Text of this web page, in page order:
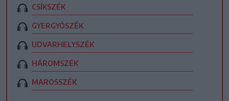
CSÍKSZÉK
GYERGYÓSZÉK
UDVARHELYSZÉK
HÁROMSZÉK
MAROSSZÉK